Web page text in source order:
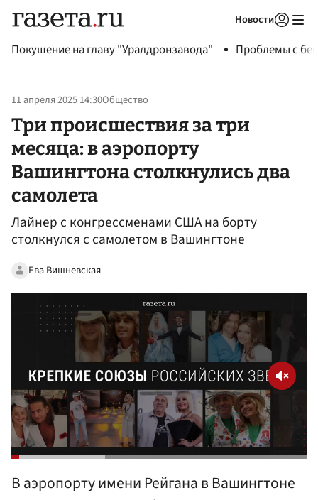
Новости
Покушение на главу "Уралдронзавода" Проблемы с
11 апреля 2025 14:30Общество
Три происшествия за три
месяца: в аэропорту
Вашингтона столкнулись два
самолета
Лайнер с конгрессменами США на борту
столкнулся с самолетом в Вашингтоне
Ева Вишневская
В аэропорту имени Рейгана в Вашингтоне